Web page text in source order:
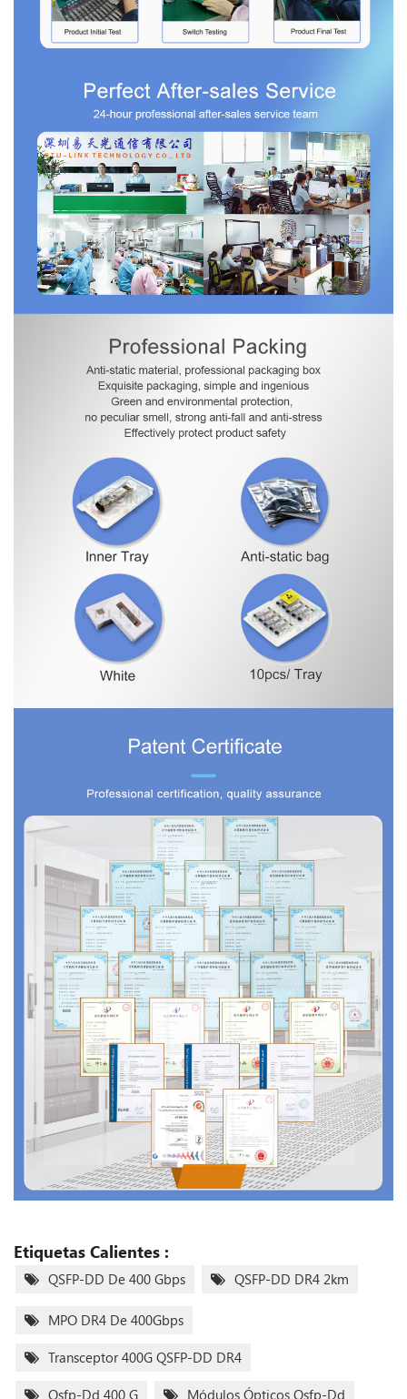
Etiquetas Calientes :
QSFP-DD De 400 Gbps QSFP-DD DR4 2km
MPO DR4 De 400Gbps
Transceptor 400G QSFP-DD DR4
Qsfp-Dd 400 G Módulos Ópticos Qsfp-Dd